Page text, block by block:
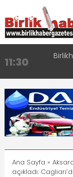
11:30
13:33
17:15
16:00
8:23
Ana Sayfa »
açıkladı: